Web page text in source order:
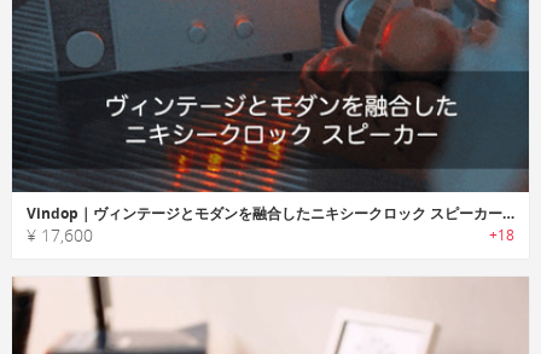
Vindop｜ヴィンテージとモダンを融合したニキシークロック スピーカー「ヴィンドロップ」
¥ 17,600 +18